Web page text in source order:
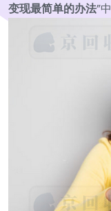
变现最简单的办法”